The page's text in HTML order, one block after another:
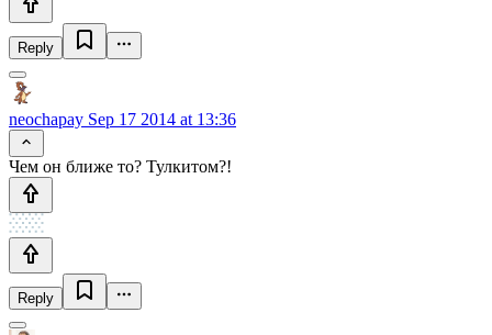
Reply
neochapay Sep 17 2014 at 13:36
Чем он ближе то? Тулкитом?!
Reply